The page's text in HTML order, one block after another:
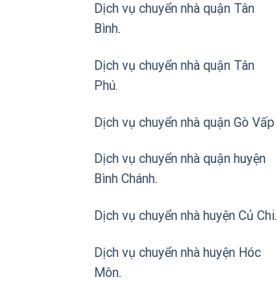
Dịch vụ chuyển nhà quận Tân
Bình.
Dịch vụ chuyển nhà quận Tân
Phú.
Dịch vụ chuyển nhà quận Gò Vấp
Dịch vụ chuyển nhà quận huyện
Bình Chánh.
Dịch vụ chuyển nhà huyện Củ Chi.
Dịch vụ chuyển nhà huyện Hóc
Môn.